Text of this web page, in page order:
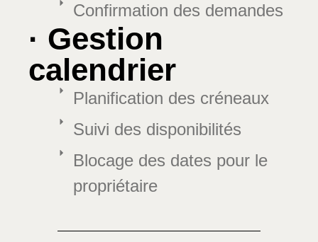
Confirmation des demandes
· Gestion
calendrier
Planification des créneaux
Suivi des disponibilités
Blocage des dates pour le
propriétaire